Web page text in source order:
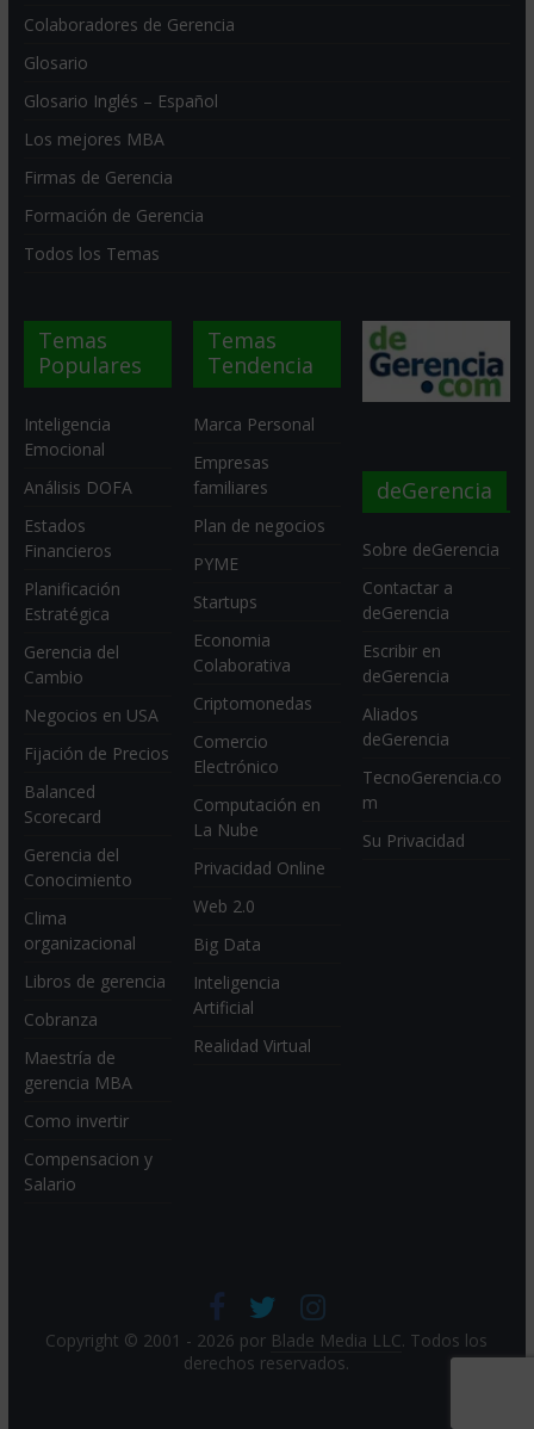
Colaboradores de Gerencia
Glosario
Glosario Inglés – Español
Los mejores MBA
Firmas de Gerencia
Formación de Gerencia
Todos los Temas
Temas
Populares
Inteligencia
Emocional
Análisis DOFA
Estados
Financieros
Planificación
Estratégica
Gerencia del
Cambio
Negocios en USA
Fijación de Precios
Balanced
Scorecard
Gerencia del
Conocimiento
Clima
organizacional
Libros de gerencia
Cobranza
Maestría de
gerencia MBA
Como invertir
Compensacion y
Salario
Temas
Tendencia
Marca Personal
Empresas
familiares
Plan de negocios
PYME
Startups
Economia
Colaborativa
Criptomonedas
Comercio
Electrónico
Computación en
La Nube
Privacidad Online
Web 2.0
Big Data
Inteligencia
Artificial
Realidad Virtual
deGerencia
Sobre deGerencia
Contactar a
deGerencia
Escribir en
deGerencia
Aliados
deGerencia
TecnoGerencia.co
m
Su Privacidad
Copyright © 2001 - 2026 por Blade Media LLC. Todos los
derechos reservados.